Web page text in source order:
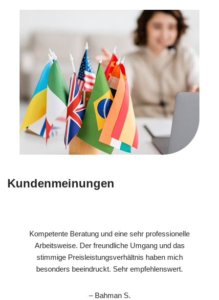
Kundenmeinungen
Kompetente Beratung und eine sehr professionelle
Arbeitsweise. Der freundliche Umgang und das
stimmige Preisleistungsverhältnis haben mich
besonders beeindruckt. Sehr empfehlenswert.
– Bahman S.